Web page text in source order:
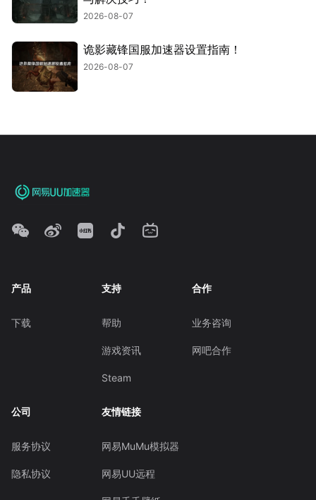
2026-08-07
诡影藏锋国服加速器设置指南！
2026-08-07
产品
下载
支持
帮助
游戏资讯
Steam
合作
业务咨询
网吧合作
公司
服务协议
隐私协议
友情链接
网易MuMu模拟器
网易UU远程